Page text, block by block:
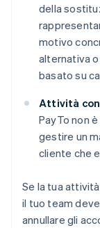
della
motivo
alternativa
basato su
Attività
PayTo non
gestire un
cliente che
Se la tua
il tuo team
annullare gli